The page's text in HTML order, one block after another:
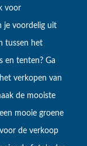
voor
je voordelig uit
tussen het
en tenten? Ga
verkopen van
de mooiste
mooie groene
de verkoop